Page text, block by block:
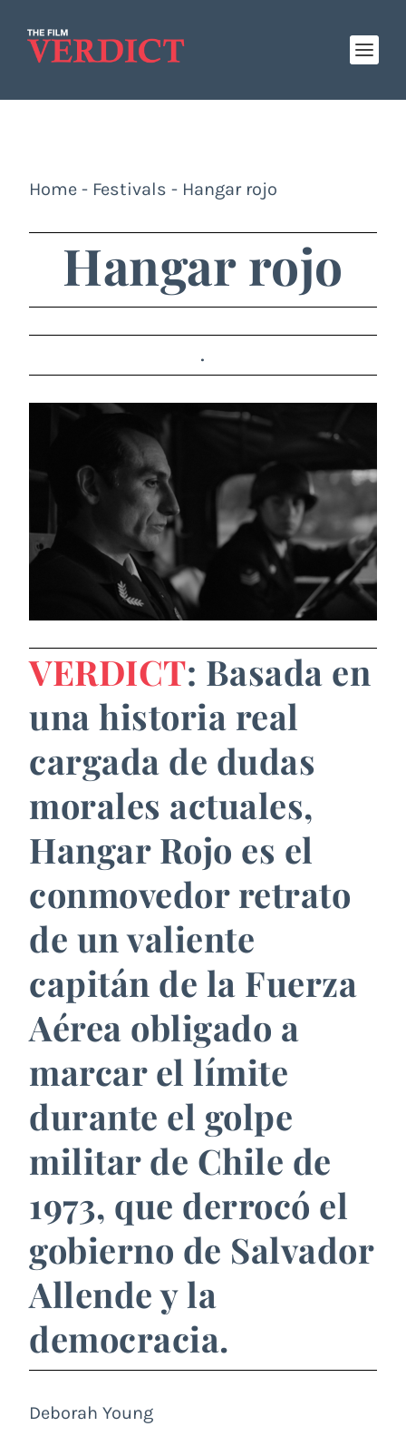
Home - Festivals - Hangar rojo
Hangar rojo
.
VERDICT: Basada en
una historia real
cargada de dudas
morales actuales,
Hangar Rojo es el
conmovedor retrato
de un valiente
capitán de la Fuerza
Aérea obligado a
marcar el límite
durante el golpe
militar de Chile de
1973, que derrocó el
gobierno de Salvador
Allende y la
democracia.
Deborah Young